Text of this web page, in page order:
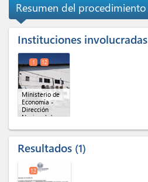
Resumen del procedimiento
Instituciones involucradas
Ministerio de
Economía -
Dirección
Nacional de
(x 2)
1 12
Resultados 1
12